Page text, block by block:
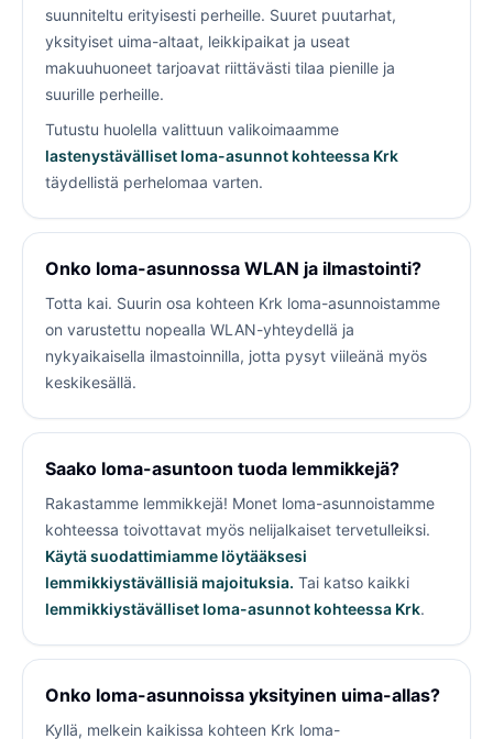
suunniteltu erityisesti perheille. Suuret puutarhat,
yksityiset uima-altaat, leikkipaikat ja useat
makuuhuoneet tarjoavat riittävästi tilaa pienille ja
suurille perheille.
Tutustu huolella valittuun valikoimaamme
lastenystävälliset loma-asunnot kohteessa Krk
täydellistä perhelomaa varten.
Onko loma-asunnossa WLAN ja ilmastointi?
Totta kai. Suurin osa kohteen Krk loma-asunnoistamme
on varustettu nopealla WLAN-yhteydellä ja
nykyaikaisella ilmastoinnilla, jotta pysyt viileänä myös
keskikesällä.
Saako loma-asuntoon tuoda lemmikkejä?
Rakastamme lemmikkejä! Monet loma-asunnoistamme
kohteessa toivottavat myös nelijalkaiset tervetulleiksi.
Käytä suodattimiamme löytääksesi
lemmikkiystävällisiä majoituksia. Tai katso kaikki
lemmikkiystävälliset loma-asunnot kohteessa Krk.
Onko loma-asunnoissa yksityinen uima-allas?
Kyllä, melkein kaikissa kohteen Krk loma-